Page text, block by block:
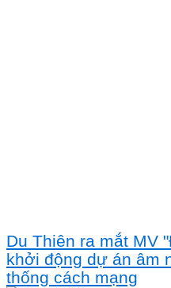
Du Thiên ra mắt MV
khởi động dự án âm
thống cách mạng